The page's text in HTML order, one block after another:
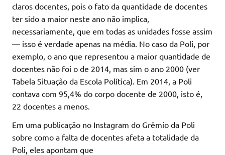
claros docentes, pois o fato da quantidade de docentes
ter sido a maior neste ano não implica,
necessariamente, que em todas as unidades fosse assim
— isso é verdade apenas na média. No caso da Poli, por
exemplo, o ano que representou a maior quantidade de
docentes não foi o de 2014, mas sim o ano 2000 (ver
Tabela Situação da Escola Política). Em 2014, a Poli
contava com 95,4% do corpo docente de 2000, isto é,
22 docentes a menos.
Em uma publicação no Instagram do Grêmio da Poli
sobre como a falta de docentes afeta a totalidade da
Poli, eles apontam que